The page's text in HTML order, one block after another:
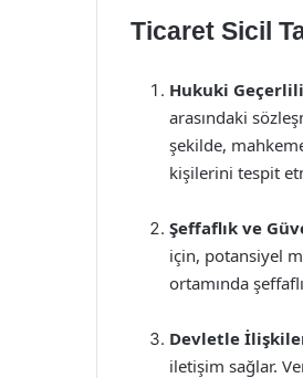
Ticaret Sicil
Hukuki
arasındaki
şekilde,
kişilerini tespit
Şeffaflık ve
için, potansiyel
ortamında
Devletle
iletişim sağlar.